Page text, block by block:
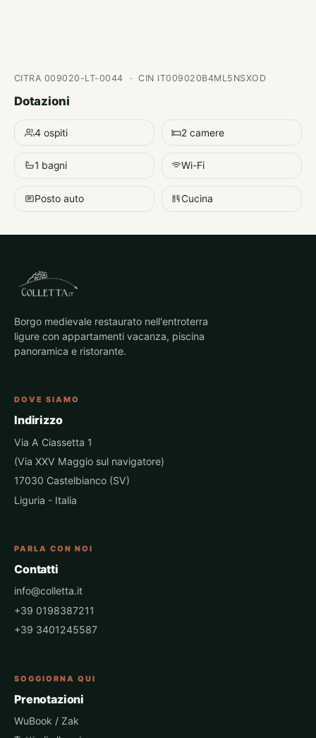
CITRA 009020-LT-0044 · CIN IT009020B4ML5NSXOD
Dotazioni
4 ospiti 2 camere
1 bagni Wi-Fi
Posto auto Cucina
Borgo medievale restaurato nell'entroterra
ligure con appartamenti vacanza, piscina
panoramica e ristorante.
DOVE SIAMO
Indirizzo
Via A Ciassetta 1
(Via XXV Maggio sul navigatore)
17030 Castelbianco (SV)
Liguria - Italia
PARLA CON NOI
Contatti
info@colletta.it
+39 0198387211
+39 3401245587
SOGGIORNA QUI
Prenotazioni
WuBook / Zak